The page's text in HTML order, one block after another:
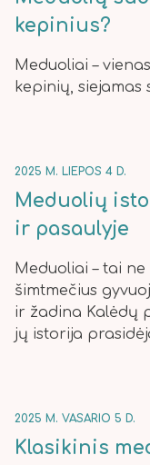
kepinius?
Meduoliai –
kepinių, siejamas
2025 M. LIEPOS 4 D.
Meduolių
ir pasaulyje
Meduoliai – tai
šimtmečius
ir žadina Kalėdų
jų istorija
2025 M. VASARIO 5 D.
Klasikinis